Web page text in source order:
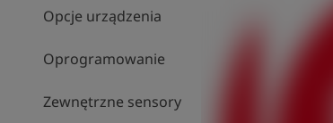
Opcje urządzenia
Oprogramowanie
Zewnętrzne sensory